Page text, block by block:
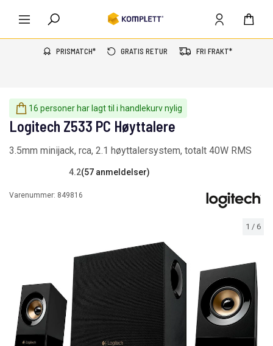
PRISMATCH* GRATIS RETUR FRI FRAKT*
16 personer har lagt til i handlekurv nylig
1 / 6
Logitech Z533 PC Høyttalere
3.5mm minijack, rca, 2.1 høyttalersystem, totalt 40W RMS
4.2(57 anmeldelser)
Varenummer: 849816